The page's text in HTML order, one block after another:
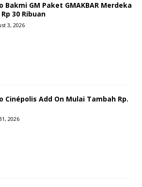
Bakmi GM Paket GMAKBAR Merdeka
30 Ribuan
3, 2026
Cinépolis Add On Mulai Tambah Rp.
2026